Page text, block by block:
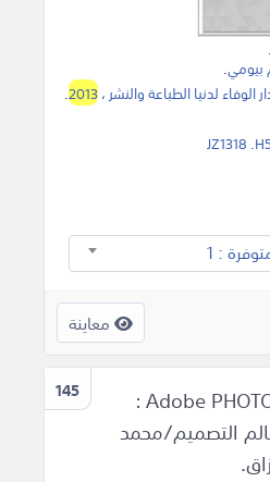
.
بيومي.
الوفاء لدنيا الطباعة والنشر ،2013
.
JZ1318
: 1
معاينة
145
Adobe PHOTOSHOP CS6 :
التصميم/محمد